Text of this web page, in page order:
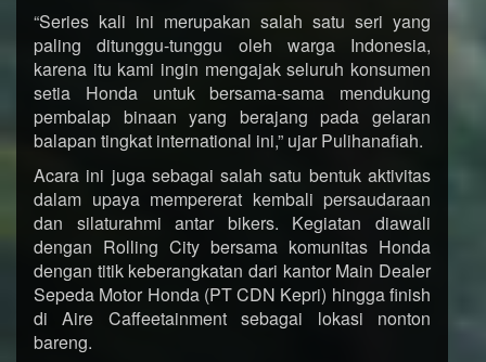
“Series kali ini merupakan salah satu seri yang
paling ditunggu-tunggu oleh warga Indonesia,
karena itu kami ingin mengajak seluruh konsumen
setia Honda untuk bersama-sama mendukung
pembalap binaan yang berajang pada gelaran
balapan tingkat international ini,” ujar Pulihanafiah.
Acara ini juga sebagai salah satu bentuk aktivitas
dalam upaya mempererat kembali persaudaraan
dan silaturahmi antar bikers. Kegiatan diawali
dengan Rolling City bersama komunitas Honda
dengan titik keberangkatan dari kantor Main Dealer
Sepeda Motor Honda (PT CDN Kepri) hingga finish
di Aire Caffeetainment sebagai lokasi nonton
bareng.